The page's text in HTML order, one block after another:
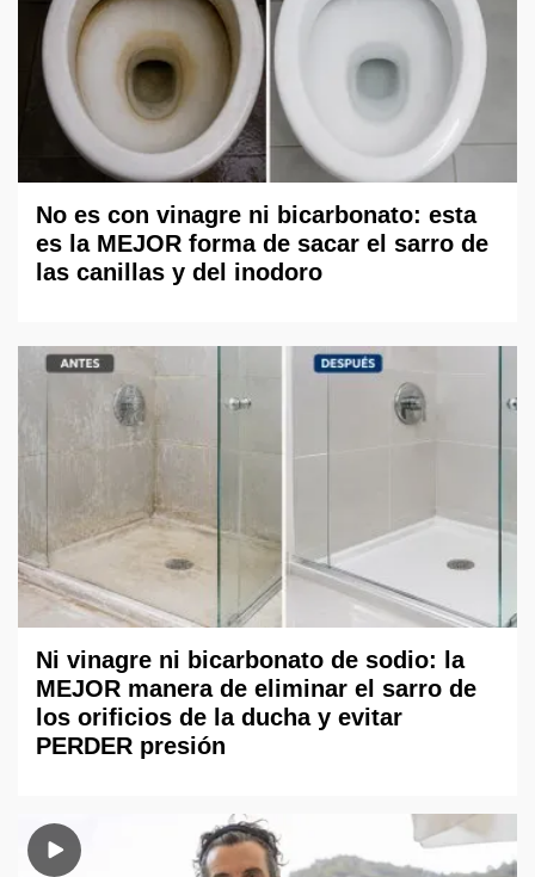
No es con vinagre ni bicarbonato: esta
es la MEJOR forma de sacar el sarro de
las canillas y del inodoro
Ni vinagre ni bicarbonato de sodio: la
MEJOR manera de eliminar el sarro de
los orificios de la ducha y evitar
PERDER presión